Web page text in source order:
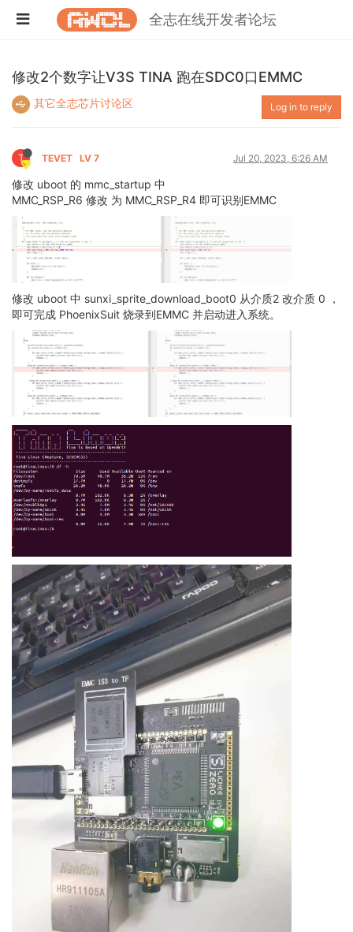
全志在线开发者论坛
修改2个数字让V3S TINA 跑在SDC0口EMMC
其它全志芯片讨论区 Log in to reply
T TEVET LV 7 Jul 20, 2023, 6:26 AM
修改 uboot 的 mmc_startup 中
MMC_RSP_R6 修改 为 MMC_RSP_R4 即可识别EMMC
修改 uboot 中 sunxi_sprite_download_boot0 从介质2 改介质 0 ，
即可完成 PhoenixSuit 烧录到EMMC 并启动进入系统。